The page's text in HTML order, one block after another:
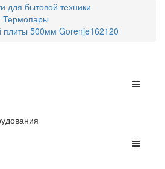
для бытовой техники
Термопары
плиты 500мм Gorenje162120